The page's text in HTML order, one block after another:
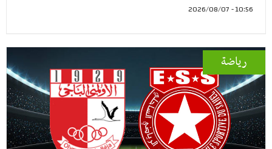
10:56 - 2026/08/07
رياضة